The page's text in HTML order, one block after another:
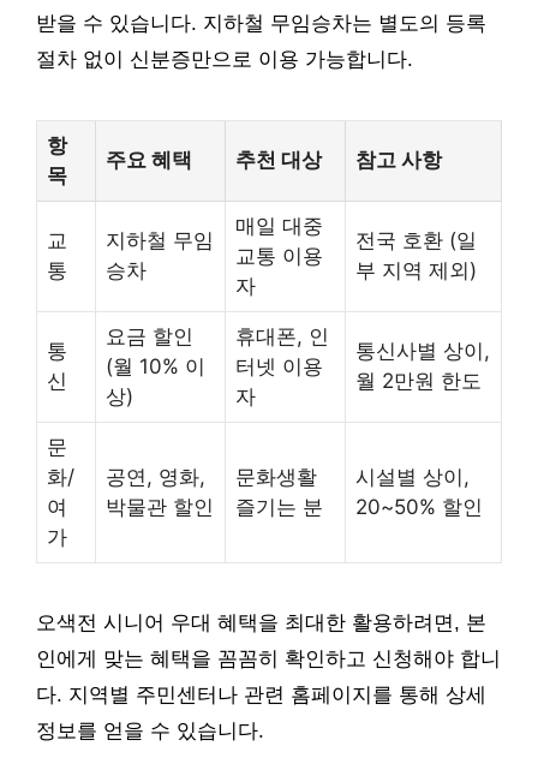
받을 수 있습니다. 지하철 무임승차는 별도의 등록
절차 없이 신분증만으로 이용 가능합니다.
항
목
주요 혜택 추천 대상 참고 사항
교
통
지하철 무임
승차
매일 대중
교통 이용
자
전국 호환 (일
부 지역 제외)
통
신
요금 할인
(월 10% 이
상)
휴대폰, 인
터넷 이용
자
통신사별 상이,
월 2만원 한도
문
화/
여
가
공연, 영화,
박물관 할인
문화생활
즐기는 분
시설별 상이,
20~50% 할인
오색전 시니어 우대 혜택을 최대한 활용하려면, 본
인에게 맞는 혜택을 꼼꼼히 확인하고 신청해야 합니
다. 지역별 주민센터나 관련 홈페이지를 통해 상세
정보를 얻을 수 있습니다.